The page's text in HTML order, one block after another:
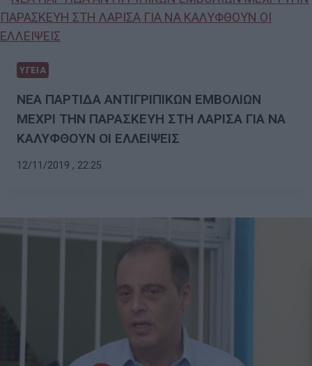
ΥΓΕΙΑ
ΝΕΑ ΠΑΡΤΙΔΑ ΑΝΤΙΓΡΙΠΙΚΩΝ ΕΜΒΟΛΙΩΝ
ΜΕΧΡΙ ΤΗΝ ΠΑΡΑΣΚΕΥΗ ΣΤΗ ΛΑΡΙΣΑ ΓΙΑ ΝΑ
ΚΑΛΥΦΘΟΥΝ ΟΙ ΕΛΛΕΙΨΕΙΣ
12/11/2019 , 22:25